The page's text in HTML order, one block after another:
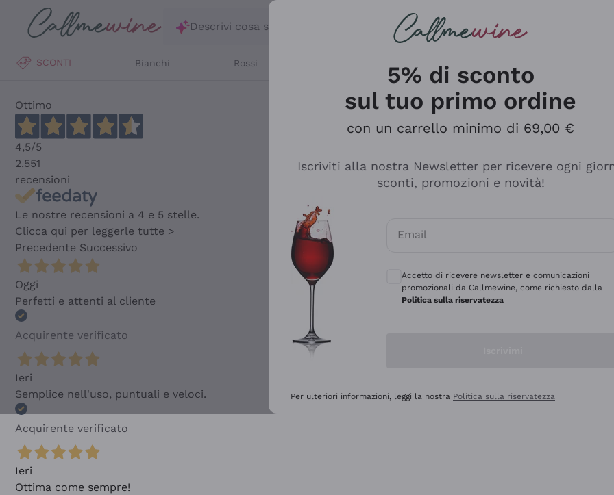
Salta al contenuto principale
Descrivi cosa stai cercando
SCONTI Bianchi Rossi
Ottimo
4,5/5
2.551
recensioni
Le nostre recensioni a 4 e 5 stelle.
Clicca qui per leggerle tutte >
Precedente Successivo
Oggi
Perfetti e attenti al cliente
Acquirente verificato
Ieri
Semplice nell'uso, puntuali e veloci.
Acquirente verificato
Ieri
Ottima come sempre!
5% di sconto
sul tuo primo ordine
con un carrello minimo di 69,00 €
Iscriviti alla nostra Newsletter per ricevere ogni
sconti, promozioni e novità!
Email
Accetto di ricevere newsletter e comunicazioni
promozionali da Callmewine, come richiesto dalla
Politica sulla riservatezza
Per ulteriori informazioni, leggi la nostra Politica sulla riservatezza